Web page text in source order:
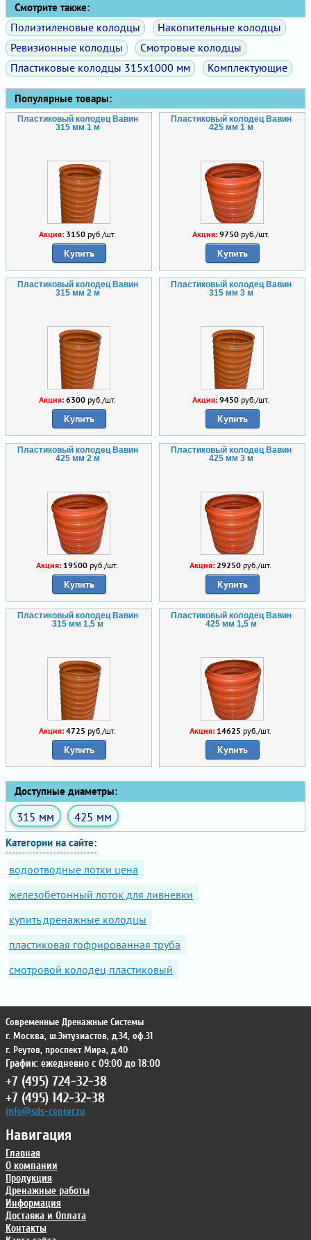
Смотрите также:
Полиэтиленовые колодцы
Накопительные колодцы
Ревизионные колодцы
Смотровые колодцы
Пластиковые колодцы 315х1000 мм
Комплектующие
Популярные товары:
Пластиковый колодец Вавин
315 мм 1 м
Акция: 3150руб./шт.
Купить
Пластиковый колодец Вавин
425 мм 1 м
Акция: 9750руб./шт.
Купить
Пластиковый колодец Вавин
315 мм 2 м
Акция: 6300руб./шт.
Купить
Пластиковый колодец Вавин
315 мм 3 м
Акция: 9450руб./шт.
Купить
Пластиковый колодец Вавин
425 мм 2 м
Акция: 19500 руб./шт.
Купить
Пластиковый колодец Вавин
425 мм 3 м
Акция: 29250 руб./шт.
Купить
Пластиковый колодец Вавин
315 мм 1,5 м
Акция: 4725 руб./шт.
Купить
Пластиковый колодец Вавин
425 мм 1,5 м
Акция: 14625 руб./шт.
Купить
Доступные диаметры:
315 мм 425 мм
Категории на сайте:
водоотводные лотки цена
железобетонный лоток для ливневки
купить дренажные колодцы
пластиковая гофрированная труба
смотровой колодец пластиковый
Навигация
Главная
О компании
Продукция
Дренажные работы
Информация
Доставка и Оплата
Контакты
Современные Дренажные Системы
г. Москва, ш.Энтузиастов, д.34, оф.31
г. Реутов, проспект Мира, д.40
График: ежедневно с 09:00 до 18:00
+7 (495) 724-32-38
+7 (495) 142-32-38
info@sds-center.ru